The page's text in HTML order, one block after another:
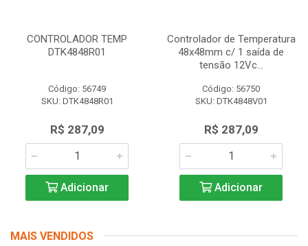
CONTROLADOR TEMP
DTK4848R01
Código: 56749
SKU: DTK4848R01
R$ 287,09
Adicionar
Controlador de Temperatura
48x48mm c/ 1 saída de
tensão 12Vc...
Código: 56750
SKU: DTK4848V01
R$ 287,09
Adicionar
MAIS VENDIDOS